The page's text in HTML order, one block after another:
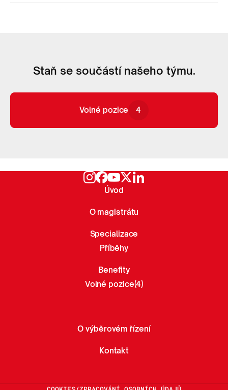
Staň se součástí našeho týmu.
Volné pozice 4
Úvod
O magistrátu
Specializace
Příběhy
Benefity
O výběrovém řízení
Kontakt
4
Volné pozice